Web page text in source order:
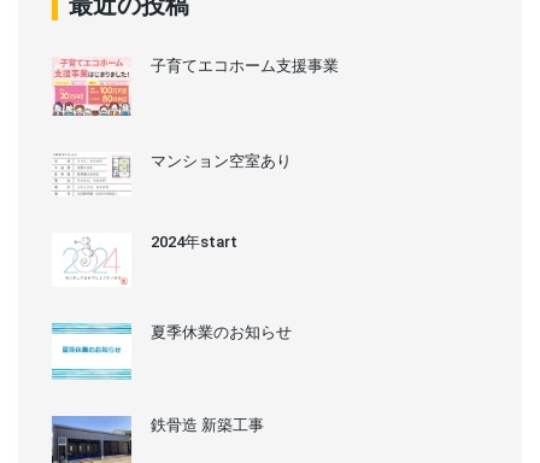
子育てエコホーム支援事業
マンション空室あり
2024年start
夏季休業のお知らせ
鉄骨造 新築工事